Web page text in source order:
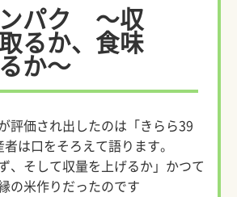
パク ～収
るか、食味
か～
評価され出したのは「きらら39
は口をそろえて語ります。
、そして収量を上げるか」かつて
の米作りだったのです